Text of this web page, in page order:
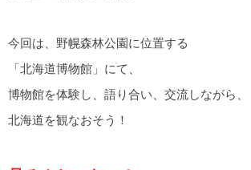
今回は、野幌森林公園に位置する
「北海道博物館」にて、
博物館を体験し、語り合い、交流しながら、
北海道を観なおそう！